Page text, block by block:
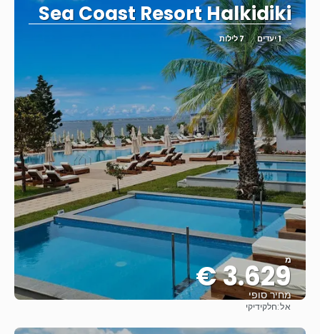
Sea Coast Resort Halkidiki
1 יעדים 7 לילות
מ
3.629 €
מחיר סופי
אל:חלקידיקי